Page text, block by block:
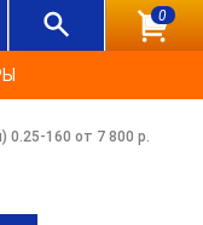
0
0.25-160 от 7 800 р.